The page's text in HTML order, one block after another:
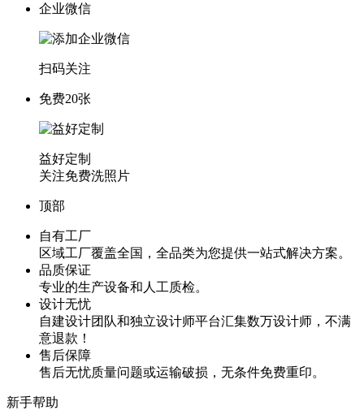
企业微信
扫码关注
免费20张
益好定制
关注免费洗照片
顶部
自有工厂
区域工厂覆盖全国，全品类为您提供一站式解决方案。
品质保证
专业的生产设备和人工质检。
设计无忧
自建设计团队和独立设计师平台汇集数万设计师，不满
意退款！
售后保障
售后无忧质量问题或运输破损，无条件免费重印。
新手帮助